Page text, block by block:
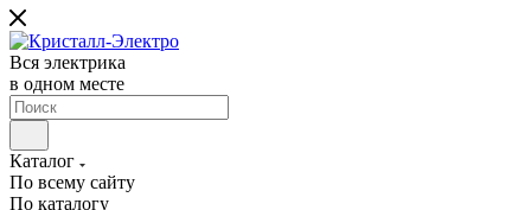
Вся электрика
в одном месте
Каталог
По всему сайту
По каталогу